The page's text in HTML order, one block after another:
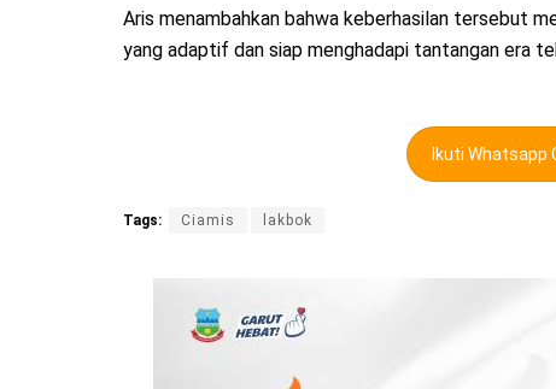
Aris menambahkan bahwa keberhasilan tersebut
yang adaptif dan siap menghadapi tantangan era
Ikuti Whatsapp
Tags: Ciamis lakbok